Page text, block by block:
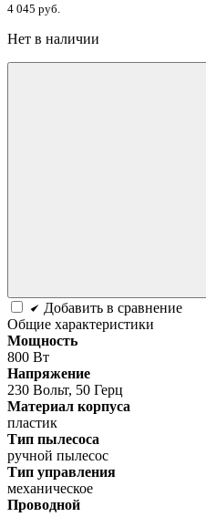
4 045 руб.
Нет в наличии
Добавить в сравнение
Общие характеристики
Мощность
800 Вт
Напряжение
230 Вольт, 50 Герц
Материал корпуса
пластик
Тип пылесоса
ручной пылесос
Тип управления
механическое
Проводной